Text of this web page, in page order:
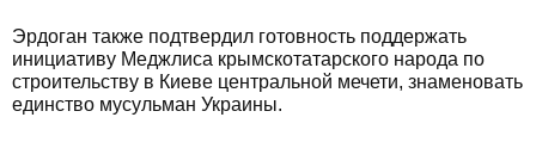
Эрдоган также подтвердил готовность поддержать
инициативу Меджлиса крымскотатарского народа по
строительству в Киеве центральной мечети, знаменовать
единство мусульман Украины.